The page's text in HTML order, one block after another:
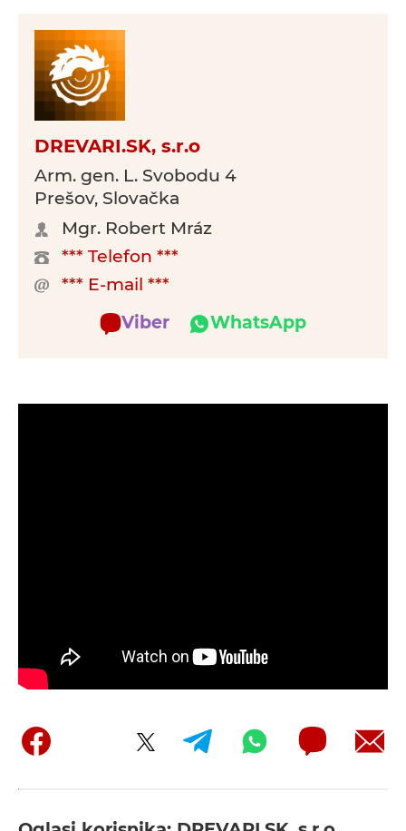
DREVARI.SK, s.r.o
Arm. gen. L. Svobodu 4
Prešov, Slovačka
Mgr. Robert Mráz
*** Telefon ***
*** E-mail ***
Viber
WhatsApp